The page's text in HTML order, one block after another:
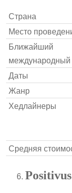
Страна
Место
Ближайший
международный
Даты
Жанр
Хедлайнеры
Средняя